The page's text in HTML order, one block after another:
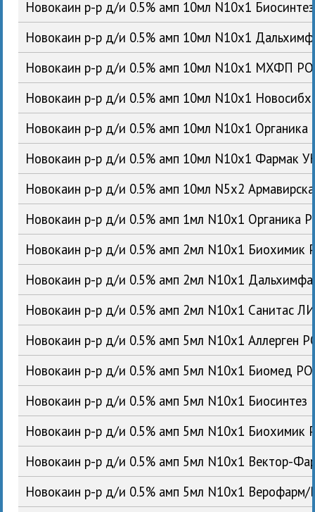
Новокаин р-р д/и 0.5% амп 10мл N10x1
Новокаин р-р д/и 0.5% амп 10мл N10x1
Новокаин р-р д/и 0.5% амп 10мл N10x1 МХФП
Новокаин р-р д/и 0.5% амп 10мл N10x1
Новокаин р-р д/и 0.5% амп 10мл N10x1
Новокаин р-р д/и 0.5% амп 10мл N10x1 Фармак
Новокаин р-р д/и 0.5% амп 10мл N5x2
Новокаин р-р д/и 0.5% амп 1мл N10x1 Органика
Новокаин р-р д/и 0.5% амп 2мл N10x1 Биохимик
Новокаин р-р д/и 0.5% амп 2мл N10x1
Новокаин р-р д/и 0.5% амп 2мл N10x1 Санитас
Новокаин р-р д/и 0.5% амп 5мл N10x1 Аллерген
Новокаин р-р д/и 0.5% амп 5мл N10x1 Биомед
Новокаин р-р д/и 0.5% амп 5мл N10x1 Биосинтез
Новокаин р-р д/и 0.5% амп 5мл N10x1 Биохимик
Новокаин р-р д/и 0.5% амп 5мл N10x1 Вектор-
Новокаин р-р д/и 0.5% амп 5мл N10x1 Верофарм/